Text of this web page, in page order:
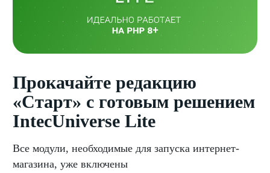
Прокачайте редакцию
«Старт» с готовым решением
IntecUniverse Lite
Все модули, необходимые для запуска интернет-
магазина, уже включены